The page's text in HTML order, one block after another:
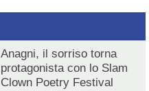
Anagni, il sorriso torna
protagonista con lo Slam
Clown Poetry Festival